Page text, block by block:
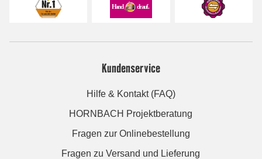
Kundenservice
Hilfe & Kontakt (FAQ)
HORNBACH Projektberatung
Fragen zur Onlinebestellung
Fragen zu Versand und Lieferung